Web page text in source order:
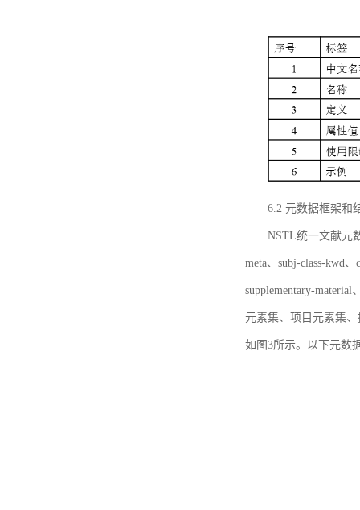
6.2 元数据框架和
NSTL统一文献元
meta、subj-class-kwd
supplementary-
元素集、项目元素集
如图3所示。以下元数